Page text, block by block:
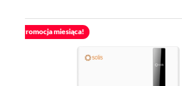
Promocja miesiąca!